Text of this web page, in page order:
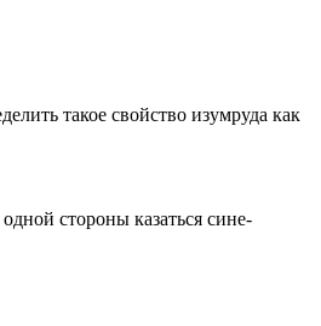
такое свойство изумруда как
стороны казаться сине-